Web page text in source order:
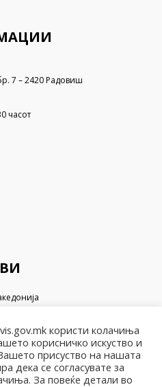
7 – 2420 Радовиш
часот
и администрација
наука
користи колачиња
корисничко искуство и
присуство на нашата
дека се согласувате за
За повеќе детали во